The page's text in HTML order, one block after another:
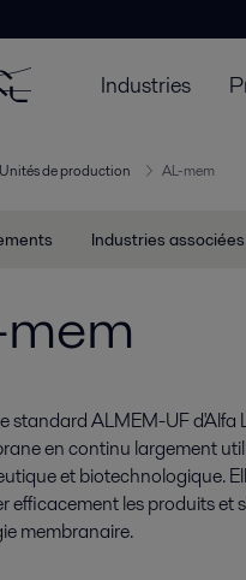
Industries
Unités de production AL-mem
Industries associées
standard ALMEM-UF
en continu largement
et biotechnologique.
efficacement les produits et
membranaire.